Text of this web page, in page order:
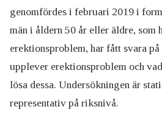
genomfördes i februari 2019 i
män i åldern 50 år eller äldre, som
erektionsproblem, har fått svara
upplever erektionsproblem och
lösa dessa. Undersökningen är
representativ på riksnivå.